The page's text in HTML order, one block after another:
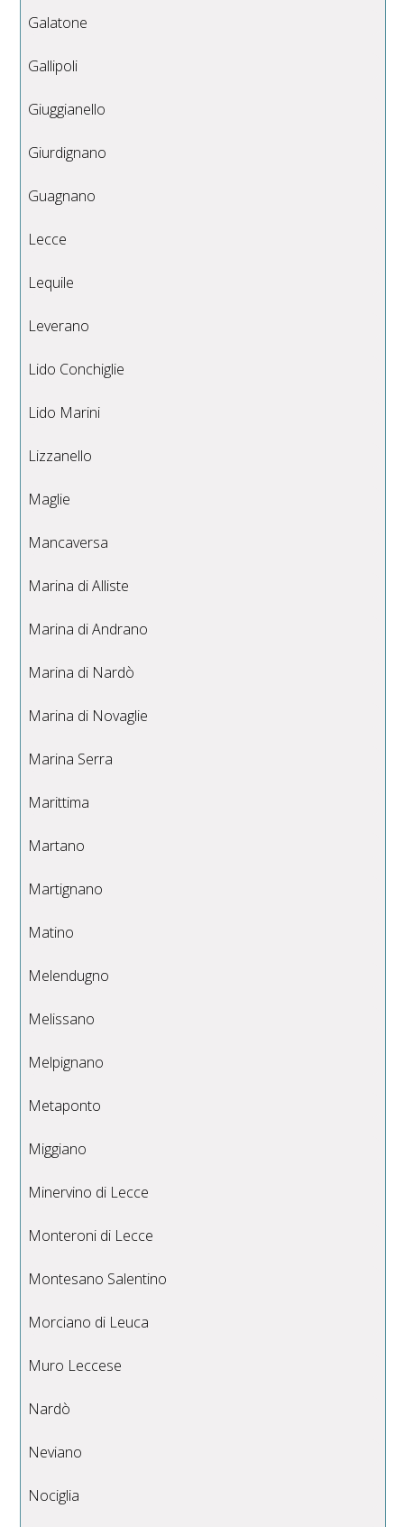
Galatone
Gallipoli
Giuggianello
Giurdignano
Guagnano
Lecce
Lequile
Leverano
Lido Conchiglie
Lido Marini
Lizzanello
Maglie
Mancaversa
Marina di Alliste
Marina di Andrano
Marina di Nardò
Marina di Novaglie
Marina Serra
Marittima
Martano
Martignano
Matino
Melendugno
Melissano
Melpignano
Metaponto
Miggiano
Minervino di Lecce
Monteroni di Lecce
Montesano Salentino
Morciano di Leuca
Muro Leccese
Nardò
Neviano
Nociglia